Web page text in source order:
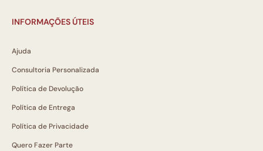
INFORMAÇÕES ÚTEIS
Ajuda
Consultoria Personalizada
Política de Devolução
Política de Entrega
Política de Privacidade
Quero Fazer Parte